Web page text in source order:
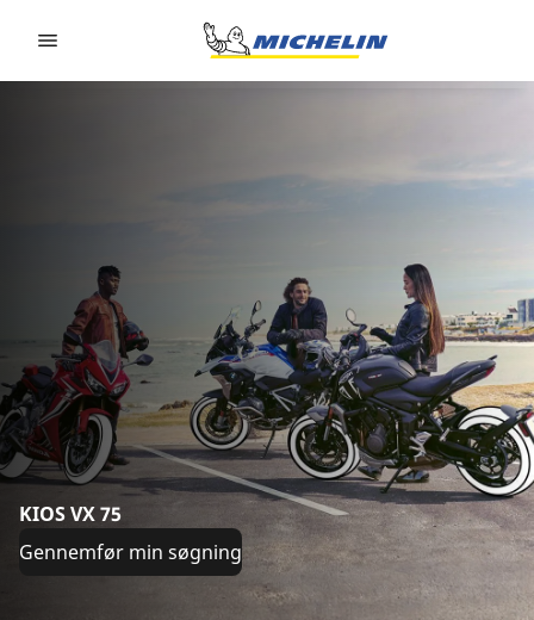
KIOS VX 75
Gennemfør min søgning